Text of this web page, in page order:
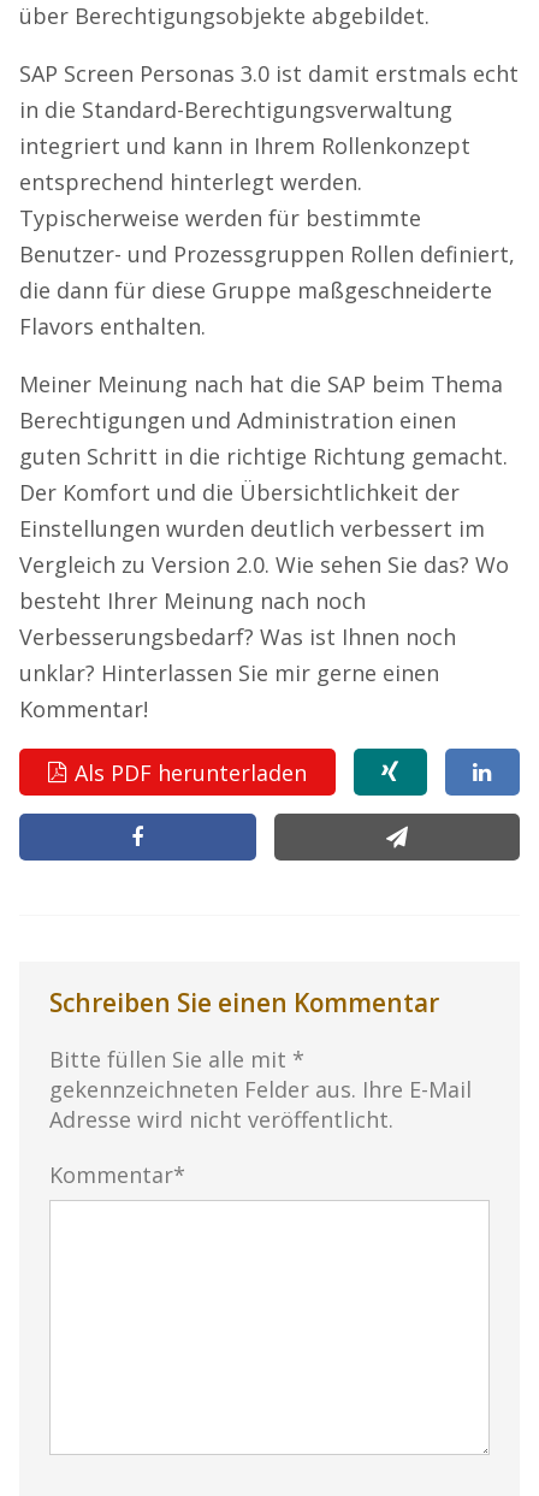
über Berechtigungsobjekte abgebildet.
SAP Screen Personas 3.0 ist damit erstmals echt
in die Standard-Berechtigungsverwaltung
integriert und kann in Ihrem Rollenkonzept
entsprechend hinterlegt werden.
Typischerweise werden für bestimmte
Benutzer- und Prozessgruppen Rollen definiert,
die dann für diese Gruppe maßgeschneiderte
Flavors enthalten.
Meiner Meinung nach hat die SAP beim Thema
Berechtigungen und Administration einen
guten Schritt in die richtige Richtung gemacht.
Der Komfort und die Übersichtlichkeit der
Einstellungen wurden deutlich verbessert im
Vergleich zu Version 2.0. Wie sehen Sie das? Wo
besteht Ihrer Meinung nach noch
Verbesserungsbedarf? Was ist Ihnen noch
unklar? Hinterlassen Sie mir gerne einen
Kommentar!
Als PDF herunterladen
Schreiben Sie einen Kommentar
Bitte füllen Sie alle mit *
gekennzeichneten Felder aus. Ihre E-Mail
Adresse wird nicht veröffentlicht.
Kommentar*